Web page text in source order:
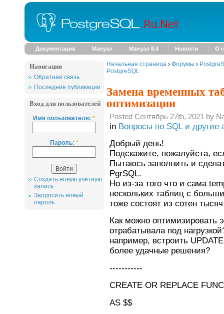
Документация Мануал Мануал 8.4 Новости О
Навигация
Обратная связь
Последние публикации
Вход для пользователей
Имя пользователя:*
Пароль: *
Создать новую учётную
запись
Запросить новый
пароль
Начальная страница› Форумы ›
PostgreSQL
Замена временных
оптимизации
Posted Сентябрь 27th, 2021 by
in Вопросы по SQL и другие
Добрый день!
Подскажите, пожалуйста,
Пытаюсь заполнить и
PgrSQL.
Но из-за того что и сама
нескольких таблиц с
тоже состоят из сотен
Как можно оптимизировать
отрабатывала под
например, встроить
более удачные решения?
-----------
CREATE OR REPLACE
AS $$